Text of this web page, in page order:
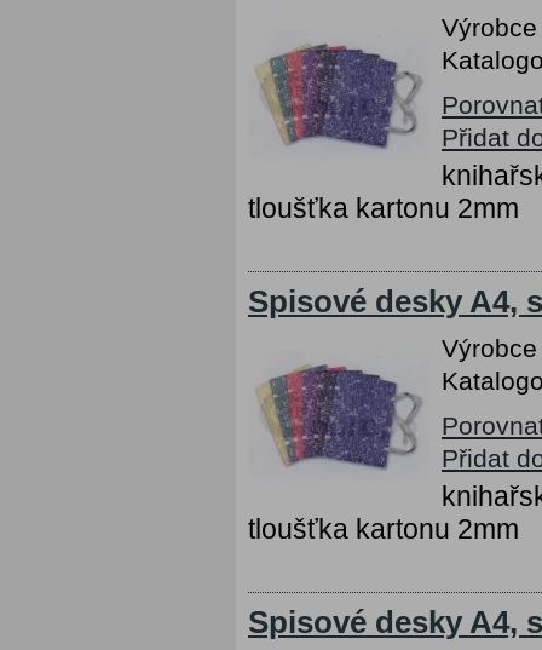
Přidat
tloušťka kartonu 2mm
Spisové desky A4,
Přidat
tloušťka kartonu 2mm
Spisové desky A4,